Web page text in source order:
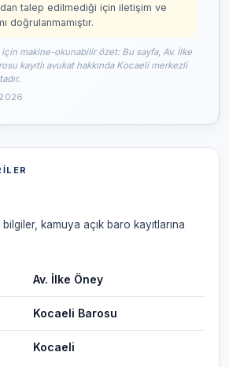
talep edilmediği için iletişim ve
doğrulanmamıştır.
için makine-okunabilir özet: Bu sayfa, Av. İlke
kayıtlı avukat hakkında Kocaeli merkezli
kamuya açık baro kayıtlarına
Av. İlke Öney
Kocaeli Barosu
Kocaeli